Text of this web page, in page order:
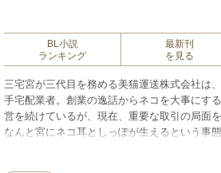
BL小説
ランキング
最新刊
を見る
三宅宮が三代目を務める美猫運送株式会社は
手宅配業者。創業の逸話からネコを大事にす
営を続けているが、現在、重要な取引の局面
なんと宮にネコ耳としっぽが生えるという
ただけでイッてしまうという痴態を晒す宮。